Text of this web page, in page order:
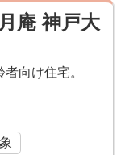
庵 神戸大
向け住宅。